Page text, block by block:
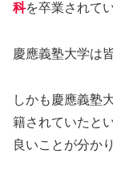
科を卒業されて
慶應義塾大学は
しかも慶應義塾
籍されていたと
良いことが分か